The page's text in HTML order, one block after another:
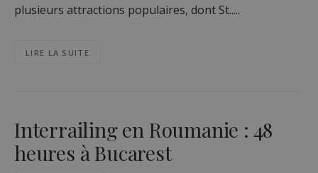
plusieurs attractions populaires, dont St.....
LIRE LA SUITE
Interrailing en Roumanie : 48
heures à Bucarest